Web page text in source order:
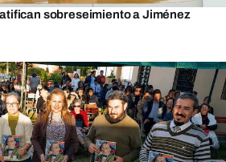
sobreseimiento a Jiménez